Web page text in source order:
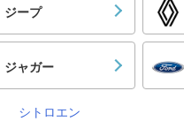
ジープ
ジャガー
シトロエン